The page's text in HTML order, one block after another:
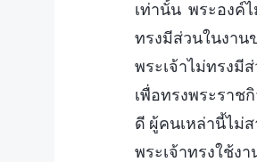
เท่านั้น พระองค์
ทรงมีส่วนในงาน
พระเจ้าไม่ทรงมี
เพื่อทรงพระราช
ดี ผู้คนเหล่านี้ไม่
พระเจ้าทรงใช้ง